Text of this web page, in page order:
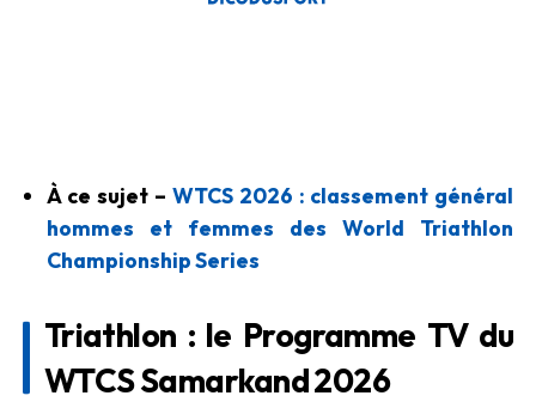
À ce sujet – WTCS 2026 : classement général
hommes et femmes des World Triathlon
Championship Series
Triathlon : le Programme TV du
WTCS Samarkand 2026